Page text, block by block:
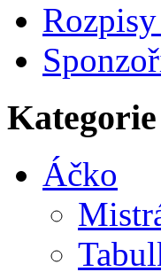
Kategorie
Áčko